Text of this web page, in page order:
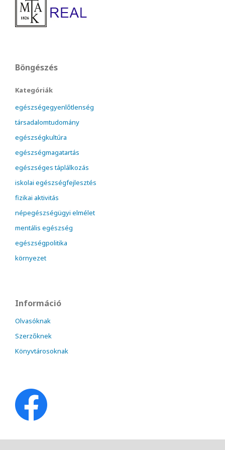
Böngészés
Kategóriák
egészségegyenlőtlenség
társadalomtudomány
egészségkultúra
egészségmagatartás
egészséges táplálkozás
iskolai egészségfejlesztés
fizikai aktivitás
népegészségügyi elmélet
mentális egészség
egészségpolitika
környezet
Információ
Olvasóknak
Szerzőknek
Könyvtárosoknak